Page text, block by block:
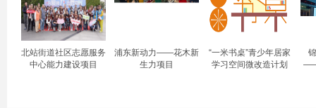
北站街道社区志愿服务
中心能力建设项目
浦东新动力——花木新
生力项目
“一米书桌”青少年居家
学习空间微改造计划